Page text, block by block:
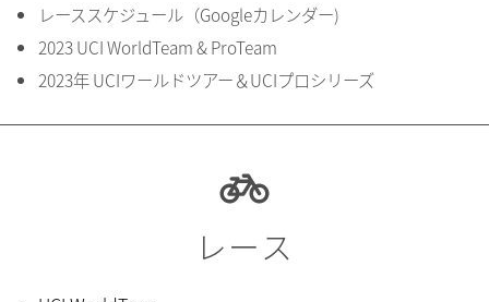
レーススケジュール（Googleカレンダー)
2023 UCI WorldTeam & ProTeam
2023年 UCIワールドツアー＆UCIプロシリーズ
レース